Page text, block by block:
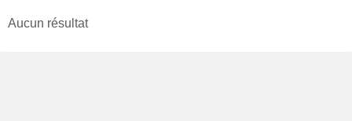
Aucun résultat